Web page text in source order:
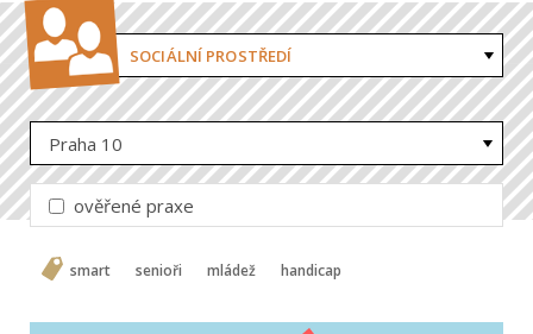
SOCIÁLNÍ PROSTŘEDÍ
Praha 10
ověřené praxe
smart senioři mládež handicap